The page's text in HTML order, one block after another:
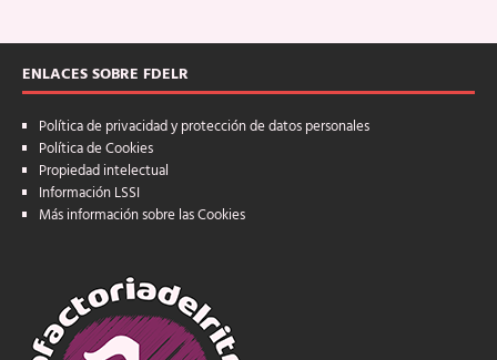
ENLACES SOBRE FDELR
Política de privacidad y protección de datos personales
Política de Cookies
Propiedad intelectual
Información LSSI
Más información sobre las Cookies